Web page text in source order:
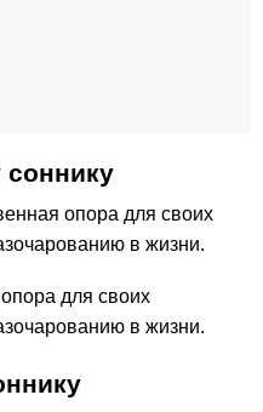
опора для своих
в жизни.
для своих
в жизни.